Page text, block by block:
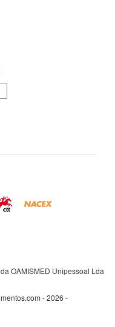
OAMISMED Unipessoal Lda
- 2026 -